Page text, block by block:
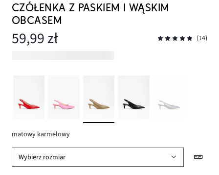
CZÓŁENKA Z PASKIEM I WĄSKIM
OBCASEM
59,99 zł (14)
matowy karmelowy
Wybierz rozmiar